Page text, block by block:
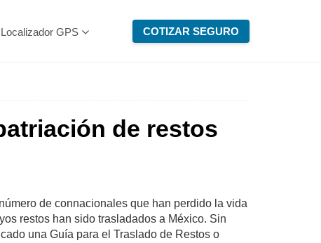
Localizador GPS COTIZAR SEGURO
de restos
de connacionales que han perdido la vida
restos han sido trasladados a México. Sin
una Guía para el Traslado de Restos o